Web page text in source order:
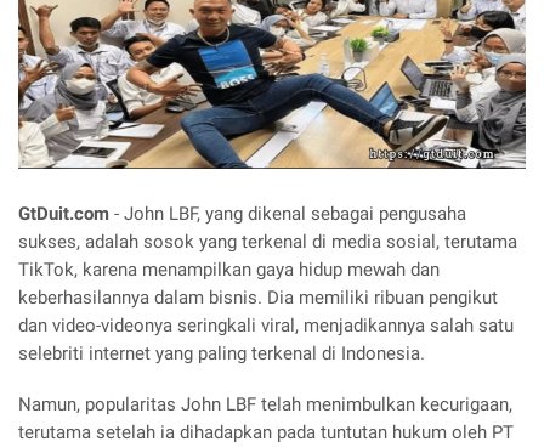
GtDuit.com - John LBF, yang dikenal sebagai pengusaha
sukses, adalah sosok yang terkenal di media sosial, terutama
TikTok, karena menampilkan gaya hidup mewah dan
keberhasilannya dalam bisnis. Dia memiliki ribuan pengikut
dan video-videonya seringkali viral, menjadikannya salah satu
selebriti internet yang paling terkenal di Indonesia.
Namun, popularitas John LBF telah menimbulkan kecurigaan,
terutama setelah ia dihadapkan pada tuntutan hukum oleh PT